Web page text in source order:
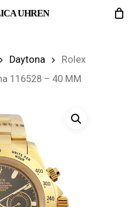
UHREN
Daytona
Rolex
116528 – 40 MM